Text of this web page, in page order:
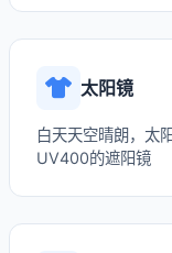
太阳镜
白天天空晴朗，太
UV400的遮阳镜